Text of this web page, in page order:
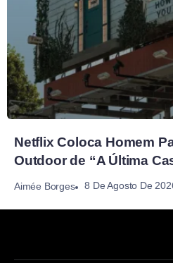
Netflix Coloca Homem
Outdoor de “A Última
Aimée Borges 8 De Agosto De